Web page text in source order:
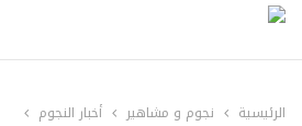
الرئيسية نجوم و مشاهير أخبار النجوم